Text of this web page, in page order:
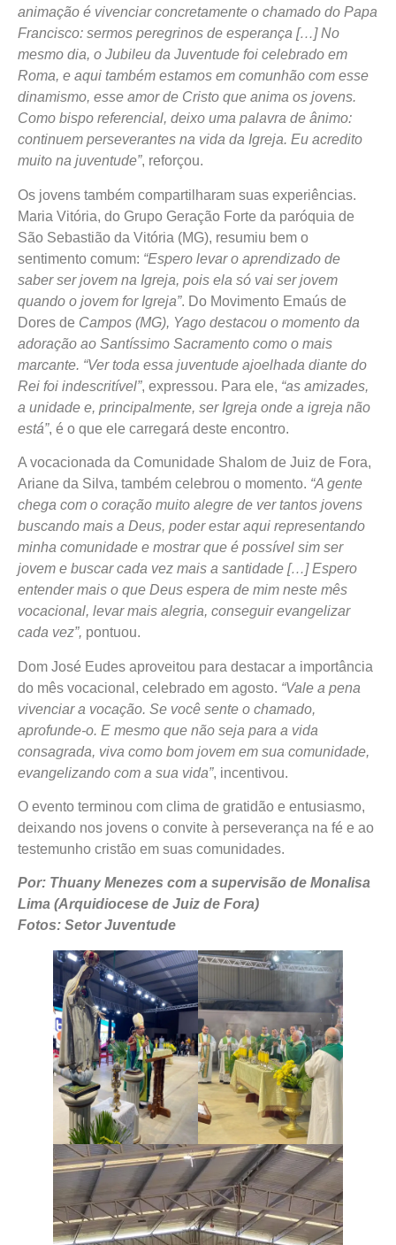
animação é vivenciar concretamente o chamado do Papa
Francisco: sermos peregrinos de esperança […] No
mesmo dia, o Jubileu da Juventude foi celebrado em
Roma, e aqui também estamos em comunhão com esse
dinamismo, esse amor de Cristo que anima os jovens.
Como bispo referencial, deixo uma palavra de ânimo:
continuem perseverantes na vida da Igreja. Eu acredito
muito na juventude”, reforçou.
Os jovens também compartilharam suas experiências.
Maria Vitória, do Grupo Geração Forte da paróquia de
São Sebastião da Vitória (MG), resumiu bem o
sentimento comum: “Espero levar o aprendizado de
saber ser jovem na Igreja, pois ela só vai ser jovem
quando o jovem for Igreja”. Do Movimento Emaús de
Dores de Campos (MG), Yago destacou o momento da
adoração ao Santíssimo Sacramento como o mais
marcante. “Ver toda essa juventude ajoelhada diante do
Rei foi indescritível”, expressou. Para ele, “as amizades,
a unidade e, principalmente, ser Igreja onde a igreja não
está”, é o que ele carregará deste encontro.
A vocacionada da Comunidade Shalom de Juiz de Fora,
Ariane da Silva, também celebrou o momento. “A gente
chega com o coração muito alegre de ver tantos jovens
buscando mais a Deus, poder estar aqui representando
minha comunidade e mostrar que é possível sim ser
jovem e buscar cada vez mais a santidade […] Espero
entender mais o que Deus espera de mim neste mês
vocacional, levar mais alegria, conseguir evangelizar
cada vez”, pontuou.
Dom José Eudes aproveitou para destacar a importância
do mês vocacional, celebrado em agosto. “Vale a pena
vivenciar a vocação. Se você sente o chamado,
aprofunde-o. E mesmo que não seja para a vida
consagrada, viva como bom jovem em sua comunidade,
evangelizando com a sua vida”, incentivou.
O evento terminou com clima de gratidão e entusiasmo,
deixando nos jovens o convite à perseverança na fé e ao
testemunho cristão em suas comunidades.
Por: Thuany Menezes com a supervisão de Monalisa
Lima (Arquidiocese de Juiz de Fora)
Fotos: Setor Juventude